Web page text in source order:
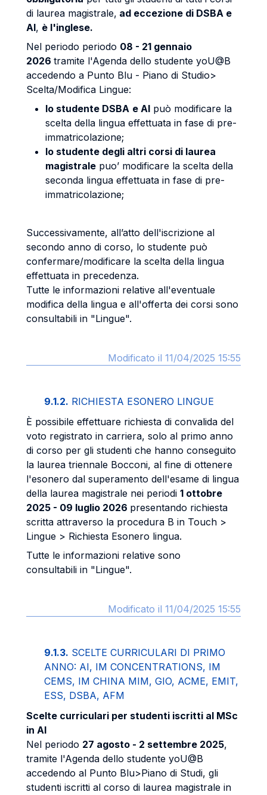
di laurea magistrale, ad eccezione di DSBA e
AI, è l'inglese.
Nel periodo periodo 08 - 21 gennaio
2026 tramite l'Agenda dello studente yoU@B
accedendo a Punto Blu - Piano di Studio>
Scelta/Modifica Lingue:
lo studente DSBA e AI può modificare la
scelta della lingua effettuata in fase di pre-
immatricolazione;
lo studente degli altri corsi di laurea
magistrale puo’ modificare la scelta della
seconda lingua effettuata in fase di pre-
immatricolazione;
Successivamente, all’atto dell'iscrizione al
secondo anno di corso, lo studente può
confermare/modificare la scelta della lingua
effettuata in precedenza.
Tutte le informazioni relative all'eventuale
modifica della lingua e all'offerta dei corsi sono
consultabili in "Lingue".
Modificato il 11/04/2025 15:55
9.1.2. RICHIESTA ESONERO LINGUE
È possibile effettuare richiesta di convalida del
voto registrato in carriera, solo al primo anno
di corso per gli studenti che hanno conseguito
la laurea triennale Bocconi, al fine di ottenere
l'esonero dal superamento dell'esame di lingua
della laurea magistrale nei periodi 1 ottobre
2025 - 09 luglio 2026 presentando richiesta
scritta attraverso la procedura B in Touch >
Lingue > Richiesta Esonero lingua.
Tutte le informazioni relative sono
consultabili in "Lingue".
Modificato il 11/04/2025 15:55
9.1.3. SCELTE CURRICULARI DI PRIMO
ANNO: AI, IM CONCENTRATIONS, IM
CEMS, IM CHINA MIM, GIO, ACME, EMIT,
ESS, DSBA, AFM
Scelte curriculari per studenti iscritti al MSc
in AI
Nel periodo 27 agosto - 2 settembre 2025,
tramite l'Agenda dello studente yoU@B
accedendo al Punto Blu>Piano di Studi, gli
studenti iscritti al corso di laurea magistrale in